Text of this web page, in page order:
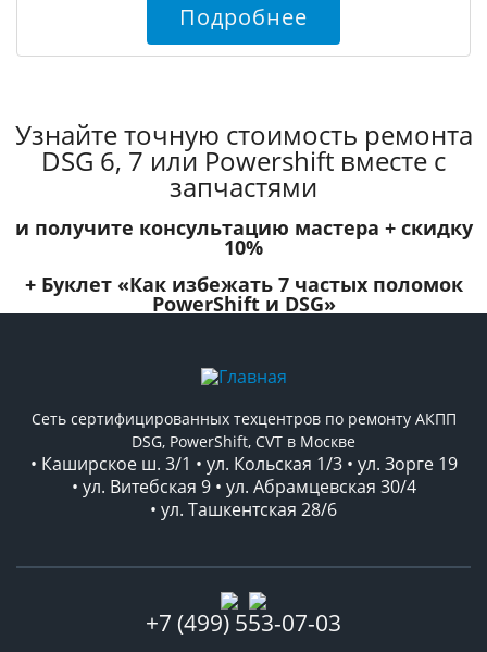
Подробнее
Узнайте точную стоимость ремонта
DSG 6, 7 или Powershift вместе с
запчастями
и получите консультацию мастера + скидку
10%
+ Буклет «Как избежать 7 частых поломок
PowerShift и DSG»
Сеть сертифицированных техцентров по ремонту АКПП
DSG, PowerShift, CVT в Москве
• Каширское ш. 3/1 • ул. Кольская 1/3 • ул. Зорге 19
• ул. Витебская 9 • ул. Абрамцевская 30/4
• ул. Ташкентская 28/6
+7 (499) 553-07-03